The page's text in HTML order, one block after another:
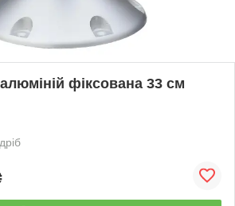
фіксована 33 см